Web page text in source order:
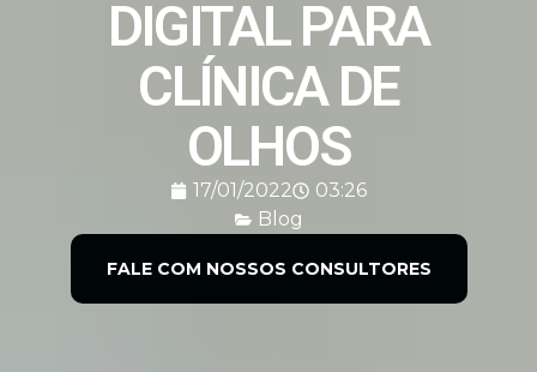
DIGITAL PARA
CLÍNICA DE
OLHOS
17/01/2022
03:26
Blog
FALE COM NOSSOS CONSULTORES